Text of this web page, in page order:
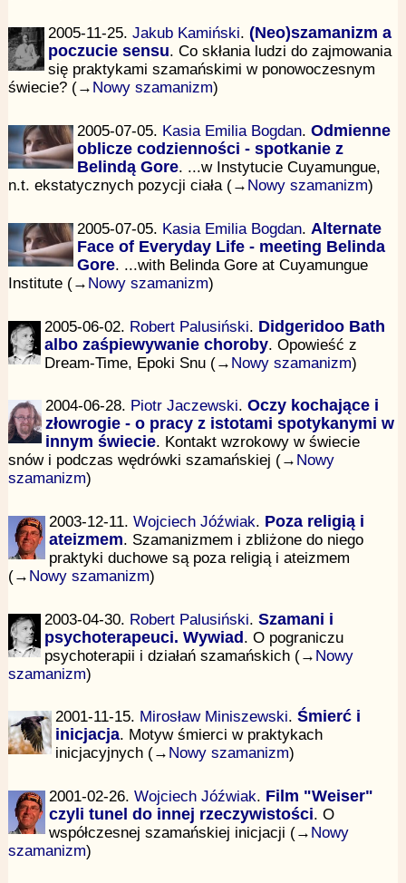
2005-11-25.Jakub Kamiński.(Neo)szamanizm a
poczucie sensu. Co skłania ludzi do zajmowania
się praktykami szamańskimi w ponowoczesnym
świecie? (→ Nowy szamanizm)
2005-07-05. Kasia Emilia Bogdan. Odmienne
oblicze codzienności - spotkanie z
Belindą Gore. ...w Instytucie Cuyamungue,
n.t. ekstatycznych pozycji ciała (→ Nowy szamanizm)
2005-07-05. Kasia Emilia Bogdan. Alternate
Face of Everyday Life - meeting Belinda
Gore. ...with Belinda Gore at Cuyamungue
Institute (→ Nowy szamanizm)
2005-06-02. Robert Palusiński. Didgeridoo Bath
albo zaśpiewywanie choroby. Opowieść z
Dream-Time, Epoki Snu (→ Nowy szamanizm)
2004-06-28. Piotr Jaczewski.Oczy kochające i
złowrogie - o pracy z istotami spotykanymi w
innym świecie. Kontakt wzrokowy w świecie
snów i podczas wędrówki szamańskiej (→ Nowy
szamanizm)
2003-12-11. Wojciech Jóźwiak. Poza religią i
ateizmem. Szamanizmem i zbliżone do niego
praktyki duchowe są poza religią i ateizmem
(→ Nowy szamanizm)
2003-04-30. Robert Palusiński. Szamani i
psychoterapeuci. Wywiad. O pograniczu
psychoterapii i działań szamańskich (→ Nowy
szamanizm)
2001-11-15. Mirosław Miniszewski. Śmierć i
inicjacja. Motyw śmierci w praktykach
inicjacyjnych (→ Nowy szamanizm)
2001-02-26. Wojciech Jóźwiak. Film "Weiser"
czyli tunel do innej rzeczywistości. O
współczesnej szamańskiej inicjacji (→ Nowy
szamanizm)